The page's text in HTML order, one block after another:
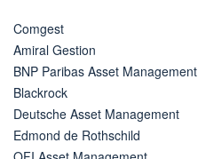
Comgest
Amiral Gestion
BNP Paribas Asset Management
Blackrock
Deutsche Asset Management
Edmond de Rothschild